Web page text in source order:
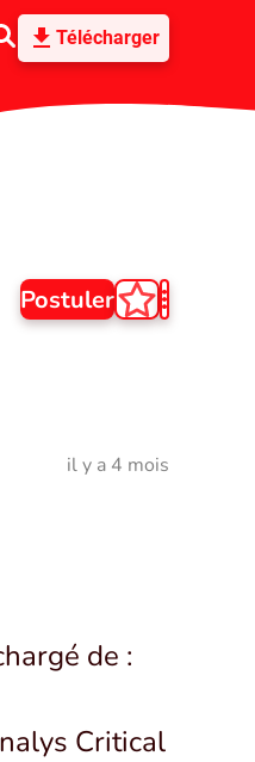
Télécharger
Postuler
il y a 4 mois
de :
Critical